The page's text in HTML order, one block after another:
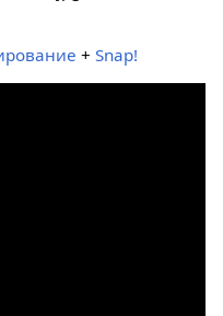
+ Snap!